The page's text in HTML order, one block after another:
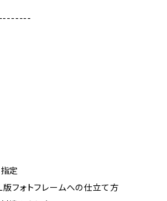
定
ォトフレームへの仕立て方